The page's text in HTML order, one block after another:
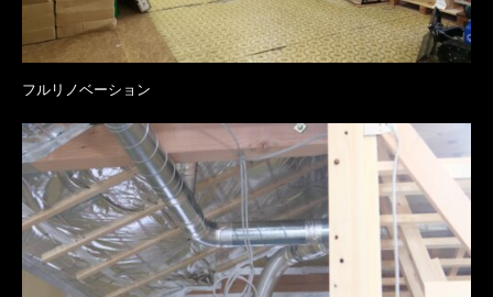
フルリノベーション